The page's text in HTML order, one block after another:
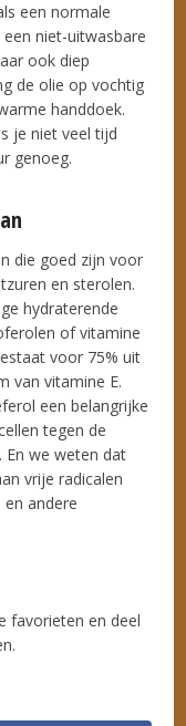
een normale
niet-uitwasbare
ook diep
de olie op vochtig
handdoek.
je niet veel tijd
genoeg.
die goed zijn voor
en sterolen.
hydraterende
of vitamine
voor 75% uit
van vitamine E.
een belangrijke
tegen de
En we weten dat
vrije radicalen
andere
favorieten en deel